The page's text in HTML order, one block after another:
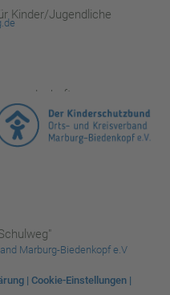
Kinder/Jugendliche
Marburg-Biedenkopf e.V
| Cookie-Einstellungen |